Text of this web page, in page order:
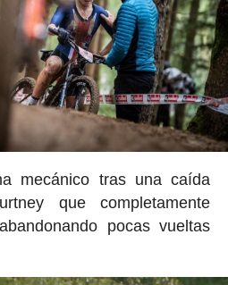
mecánico tras una caída
que completamente
pocas vueltas